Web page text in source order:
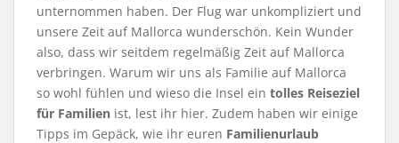
unternommen haben. Der Flug war unkompliziert und
unsere Zeit auf Mallorca wunderschön. Kein Wunder
also, dass wir seitdem regelmäßig Zeit auf Mallorca
verbringen. Warum wir uns als Familie auf Mallorca
so wohl fühlen und wieso die Insel ein tolles Reiseziel
für Familien ist, lest ihr hier. Zudem haben wir einige
Tipps im Gepäck, wie ihr euren Familienurlaub